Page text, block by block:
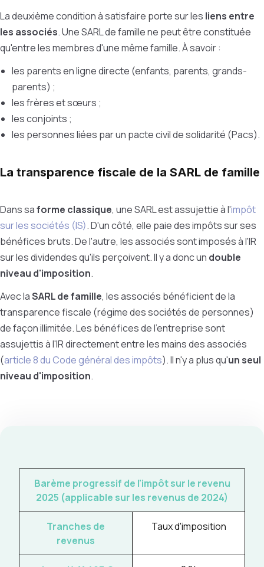
La deuxième condition à satisfaire porte sur les liens entre
les associés. Une SARL de famille ne peut être constituée
qu'entre les membres d'une même famille.Àsavoir :
les parents en ligne directe (enfants, parents, grands-
parents) ;
les frères et sœurs ;
les conjoints ;
les personnes liées par un pacte civil de solidarité (Pacs).
La transparence fiscale de la SARL de famille
Dans saforme classique, une SARL est assujettie à l'impôt
sur les sociétés (IS). D'un côté, elle paie des impôts sur ses
bénéfices bruts. De l'autre, les associés sont imposés à l'IR
sur les dividendes qu'ils perçoivent. Il y a donc un double
niveau d'imposition.
Avec laSARL de famille, les associés bénéficient de la
transparence fiscale (régime des sociétés de personnes)
de façon illimitée. Les bénéfices de l'entreprise sont
assujettis à l'IR directement entre les mains des associés
(article 8 du Code général des impôts). Il n'y a plus qu'un seul
niveau d'imposition.
Barème progressif de l'impôt sur le revenu
2025 (applicable sur les revenus de 2024)
Tranches de
revenus
Taux d'imposition